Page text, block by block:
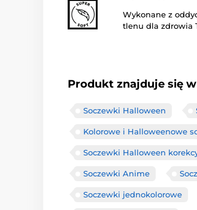
Wykonane z
tlenu dla zdrowia
Produkt znajduje się
Soczewki Halloween
Kolorowe i Halloweenowe
Soczewki Halloween
Soczewki Anime
Soczewki jednokolorowe